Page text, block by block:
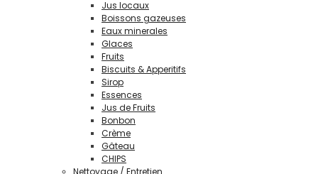
Jus locaux
Boissons gazeuses
Eaux minerales
Glaces
Fruits
Biscuits & Apperitifs
Sirop
Essences
Jus de Fruits
Bonbon
Crème
Gâteau
CHIPS
Nettoyage / Entretien